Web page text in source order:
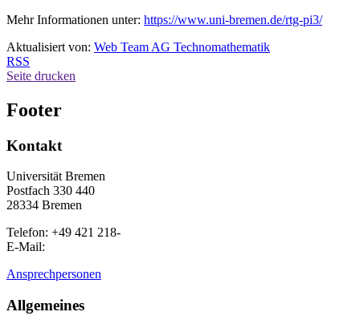
Mehr Informationen unter: https://www.uni-bremen.de/rtg-pi3/
Aktualisiert von: Web Team AG Technomathematik
RSS
Seite drucken
Footer
Kontakt
Universität Bremen
Postfach 330 440
28334 Bremen
Telefon: +49 421 218-
E-Mail:
Ansprechpersonen
Allgemeines